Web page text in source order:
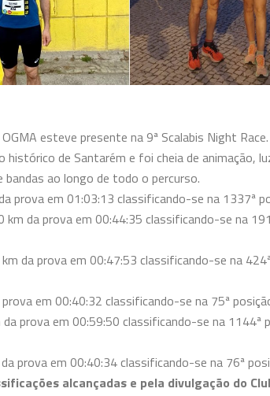
esteve presente na 9ª Scalabis Night Race.
histórico de Santarém e foi cheia de animação,
ao longo de todo o percurso.
prova em 01:03:13 classificando-se na 1337ª
km da prova em 00:44:35 classificando-se na
da prova em 00:47:53 classificando-se na
em 00:40:32 classificando-se na 75ª
prova em 00:59:50 classificando-se na 1144ª
prova em 00:40:34 classificando-se na 76ª
alcançadas e pela divulgação do